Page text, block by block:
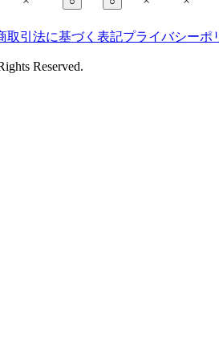
取引法に基づく表記プライバシーポ
Reserved.